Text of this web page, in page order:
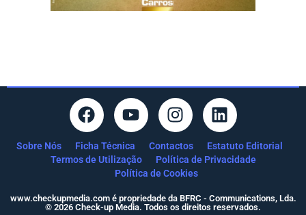
Sobre Nós Ficha Técnica Contactos
Estatuto Editorial
Termos de Utilização
Política de Privacidade
Política de Cookies
www.checkupmedia.com é propriedade da BFRC - Communications, Lda.
© 2026 Check-up Media. Todos os direitos reservados.